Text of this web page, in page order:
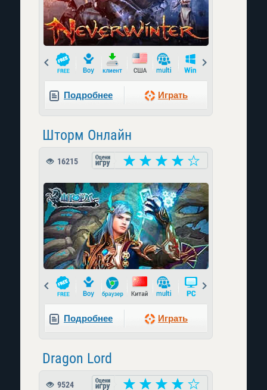
Prev
Подробнее Играть
Шторм Онлайн
16215
Prev
Подробнее Играть
Dragon Lord
9524